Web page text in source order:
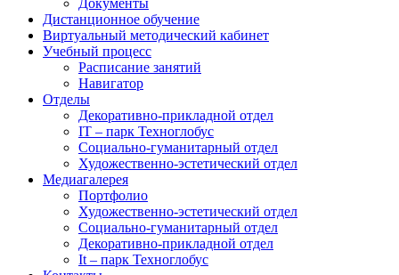
Документы
Дистанционное обучение
Виртуальный методический кабинет
Учебный процесс
Расписание занятий
Навигатор
Отделы
Декоративно-прикладной отдел
IT – парк Техноглобус
Социально-гуманитарный отдел
Художественно-эстетический отдел
Медиагалерея
Портфолио
Художественно-эстетический отдел
Социально-гуманитарный отдел
Декоративно-прикладной отдел
It – парк Техноглобус